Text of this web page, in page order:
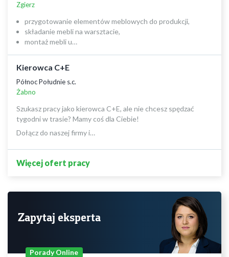
Zgierz
przygotowanie elementów meblowych do produkcji,
składanie mebli na warsztacie,
montaż mebli u…
Kierowca C+E
Północ Południe s.c.
Żabno
Szukasz pracy jako kierowca C+E, ale nie chcesz spędzać
tygodni w trasie? Mamy coś dla Ciebie!
Dołącz do naszej firmy i…
Więcej ofert pracy
Zapytaj eksperta
Porady Online